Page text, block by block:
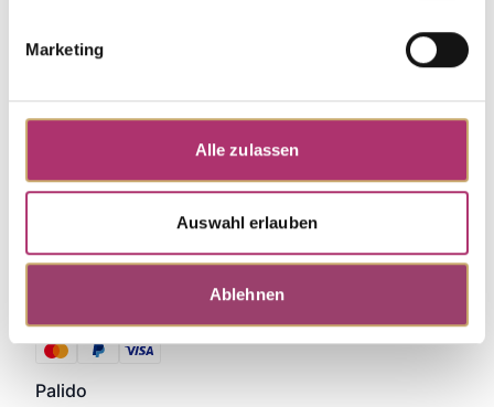
Marketing
Alle zulassen
Auswahl erlauben
Ablehnen
Palido